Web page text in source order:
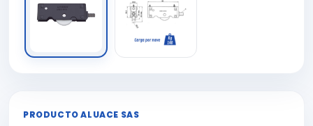
PRODUCTO ALUACE SAS